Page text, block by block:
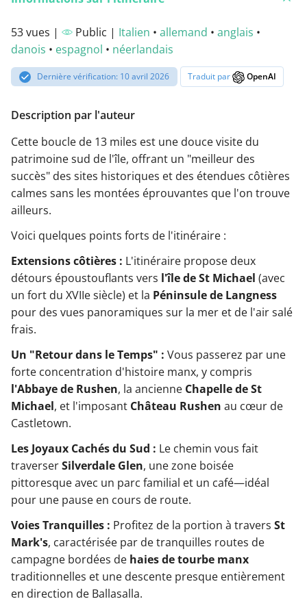
53 vues | Public | Italien • allemand • anglais •
danois • espagnol • néerlandais
Dernière vérification: 10 avril 2026 Traduit par OpenAI
Description par l'auteur
Cette boucle de 13 miles est une douce visite du
patrimoine sud de l'île, offrant un "meilleur des
succès" des sites historiques et des étendues côtières
calmes sans les montées éprouvantes que l'on trouve
ailleurs.
Voici quelques points forts de l'itinéraire :
Extensions côtières : L'itinéraire propose deux
détours époustouflants vers l'île de St Michael (avec
un fort du XVIIe siècle) et la Péninsule de Langness
pour des vues panoramiques sur la mer et de l'air salé
frais.
Un "Retour dans le Temps" : Vous passerez par une
forte concentration d'histoire manx, y compris
l'Abbaye de Rushen, la ancienne Chapelle de St
Michael, et l'imposant Château Rushen au cœur de
Castletown.
Les Joyaux Cachés du Sud : Le chemin vous fait
traverserSilverdale Glen, une zone boisée
pittoresque avec un parc familial et un café—idéal
pour une pause en cours de route.
Voies Tranquilles : Profitez de la portion à travers St
Mark's, caractérisée par de tranquilles routes de
campagne bordées de haies de tourbe manx
traditionnelles et une descente presque entièrement
en direction de Ballasalla.